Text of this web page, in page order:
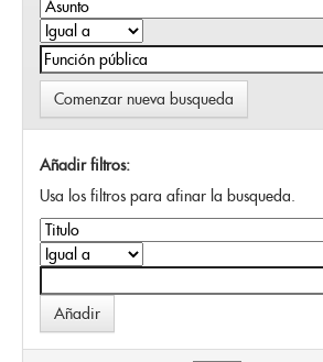
Comenzar nueva busqueda
Añadir filtros:
Usa los filtros para afinar la busqueda.